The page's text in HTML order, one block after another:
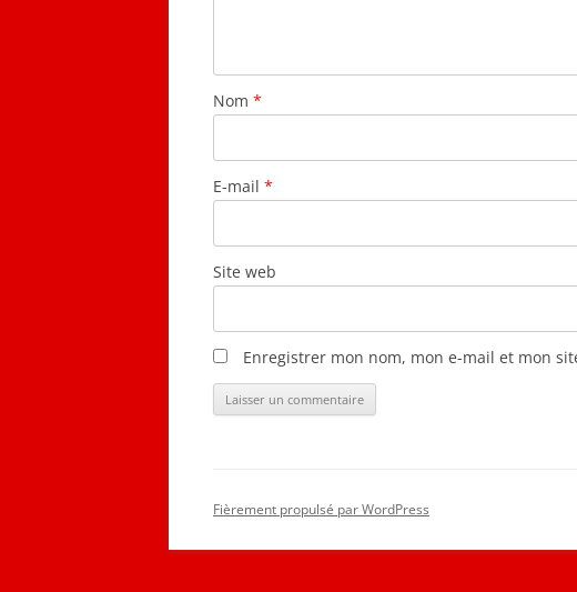
Nom *
E-mail *
Site web
Enregistrer mon nom, mon e-mail et mon
Fièrement propulsé par WordPress